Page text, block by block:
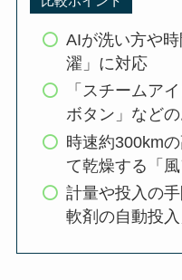
AIが洗い方や
濯」に対応
「スチームア
ボタン」など
時速約300km
て乾燥する「
計量や投入の
軟剤の自動投入